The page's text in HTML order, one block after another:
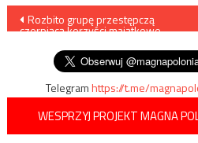
Nawigacja
wpisu
Rozbito grupę przestępczą
czerpiącą korzyści majątkowe
Telegramhttps://t.me/
WESPRZYJ PROJEKT MAGNA